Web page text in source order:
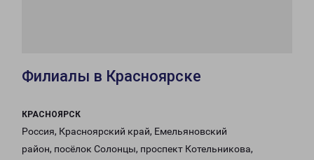
Филиалы в Красноярске
КРАСНОЯРСК
Россия, Красноярский край, Емельяновский
район, посёлок Солонцы, проспект Котельникова,